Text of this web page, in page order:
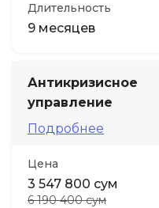
Длительность
9 месяцев
Антикризисное
управление
Подробнее
Цена
3 547 800 сум
6 190 400 сум